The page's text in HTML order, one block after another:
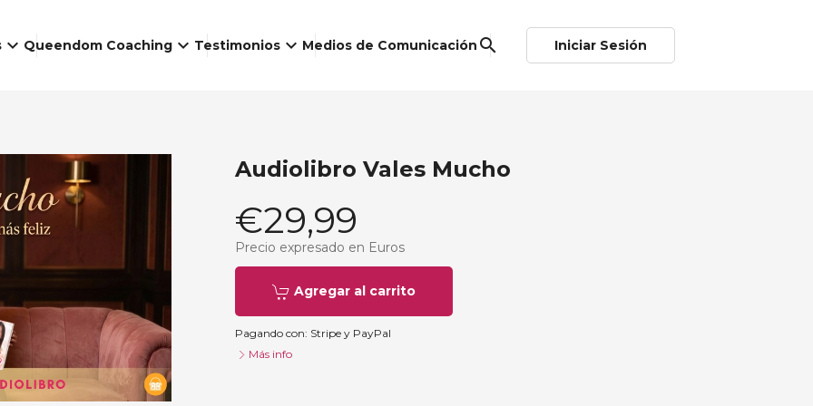
keyboard_arrow_down Queendom Coaching keyboard_arrow_down Testimonios keyboard_arrow_down Medios de Comunicación search Iniciar Sesión
Audiolibro Vales Mucho
€29,99
Precio expresado en Euros
Agregar al carrito
Pagando con: Stripe y PayPal
Más info